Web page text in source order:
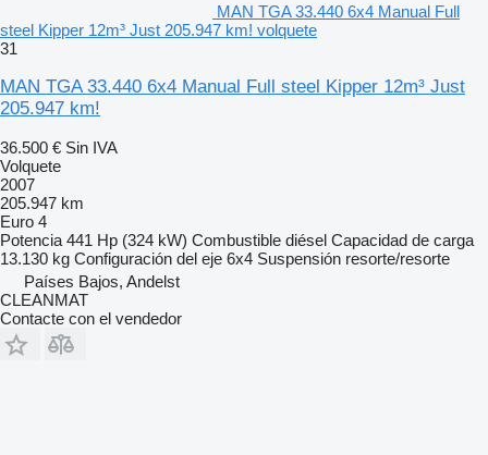
MAN TGA 33.440 6x4 Manual Full
steel Kipper 12m³ Just 205.947 km! volquete
31
MAN TGA 33.440 6x4 Manual Full steel Kipper 12m³ Just
205.947 km!
36.500 € Sin IVA
Volquete
2007
205.947 km
Euro 4
Potencia 441 Hp (324 kW) Combustible diésel Capacidad de carga
13.130 kg Configuración del eje 6x4 Suspensión resorte/resorte
Países Bajos, Andelst
CLEANMAT
Contacte con el vendedor